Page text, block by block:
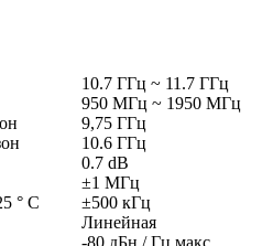
10.7 ГГц ~ 11.7 ГГц
950 МГц ~ 1950 МГц
9,75 ГГц
10.6 ГГц
0.7 dB
±1 МГц
° C
±500 кГц
Линейная